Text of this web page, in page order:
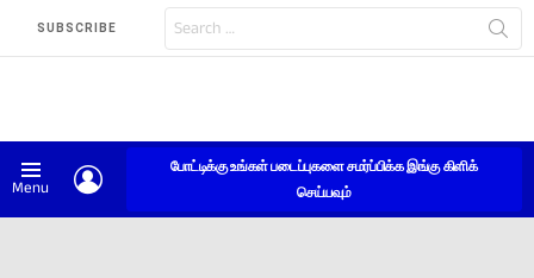
SUBSCRIBE
for:
Menu
போட்டிக்கு உங்கள் படைப்புகளை சமர்ப்பிக்க இங்கு கிளிக்
செய்யவும்